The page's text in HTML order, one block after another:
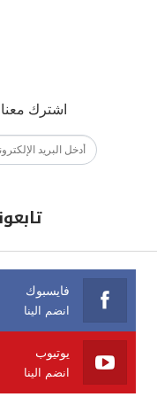
اشترك
فايسبوك
انضم الينا
يوتيوب
انضم الينا